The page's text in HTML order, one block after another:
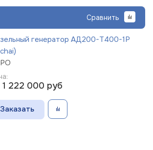
Сравнить
генератор АД200-Т400-1Р
1 222 000 руб
Заказать